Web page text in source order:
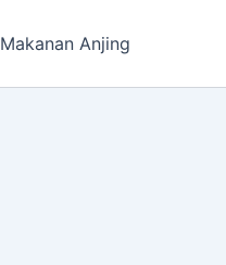
Makanan Anjing